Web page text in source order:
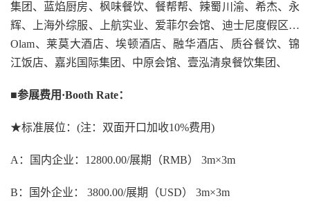
集团、蓝焰厨房、枫味餐饮、餐帮帮、辣蜀川渝、希杰、永
辉、上海外综服、上航实业、爱菲尔会馆、迪士尼度假区…
Olam、莱莫大酒店、埃顿酒店、融华酒店、质谷餐饮、锦
江饭店、嘉兆国际集团、中原会馆、壹泓清泉餐饮集团、
■参展费用·Booth Rate：
★标准展位：(注：双面开口加收10%费用)
A：国内企业：12800.00/展期（RMB） 3m×3m
B：国外企业： 3800.00/展期（USD） 3m×3m